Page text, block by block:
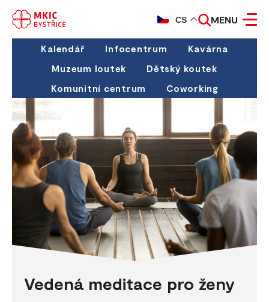
CS MENU
Kalendář Infocentrum
Kavárna
Muzeum loutek
Dětský koutek
Komunitní centrum
Coworking
Vedená meditace pro ženy